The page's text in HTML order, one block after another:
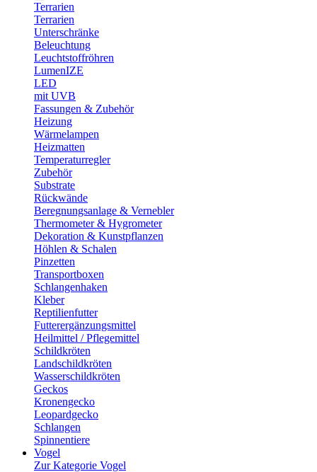
Terrarien
Terrarien
Unterschränke
Beleuchtung
Leuchtstoffröhren
LumenIZE
LED
mit UVB
Fassungen & Zubehör
Heizung
Wärmelampen
Heizmatten
Temperaturregler
Zubehör
Substrate
Rückwände
Beregnungsanlage & Vernebler
Thermometer & Hygrometer
Dekoration & Kunstpflanzen
Höhlen & Schalen
Pinzetten
Transportboxen
Schlangenhaken
Kleber
Reptilienfutter
Futterergänzungsmittel
Heilmittel / Pflegemittel
Schildkröten
Landschildkröten
Wasserschildkröten
Geckos
Kronengecko
Leopardgecko
Schlangen
Spinnentiere
Vogel
Zur Kategorie Vogel